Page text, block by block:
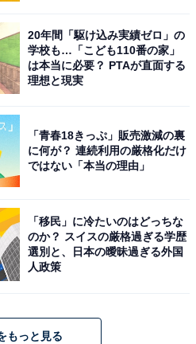
「移住したい」と思う市ランキン
安市」を抑えた1位は？【2025年
20年間「駆け込み実績ゼロ」の
学校も…「こども110番の家」
は本当に必要？ PTAが直面する
理想と現実
「青春18きっぷ」販売激減の裏
に何が？ 連続利用の厳格化だけ
ではない「本当の理由」
「移民」に冷たいのはどっちな
のか？ スイスの厳格過ぎる学歴
選別と、日本の曖昧過ぎる外国
人政策
もっと見る